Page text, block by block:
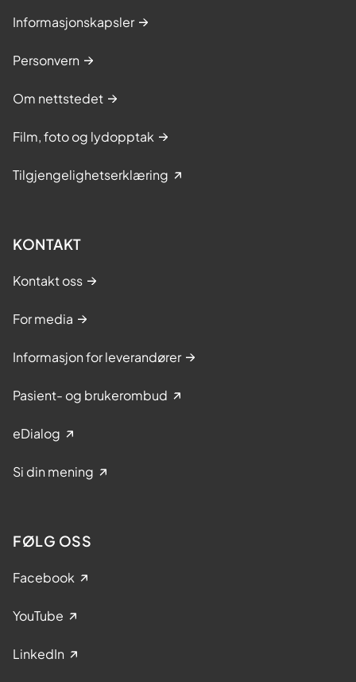
Informasjonskapsler
Personvern
Om nettstedet
Film, foto og lydopptak
Tilgjengelighetserklæring
KONTAKT
Kontakt oss
For media
Informasjon for leverandører
Pasient- og brukerombud
eDialog
Si din mening
FØLG OSS
Facebook
YouTube
LinkedIn